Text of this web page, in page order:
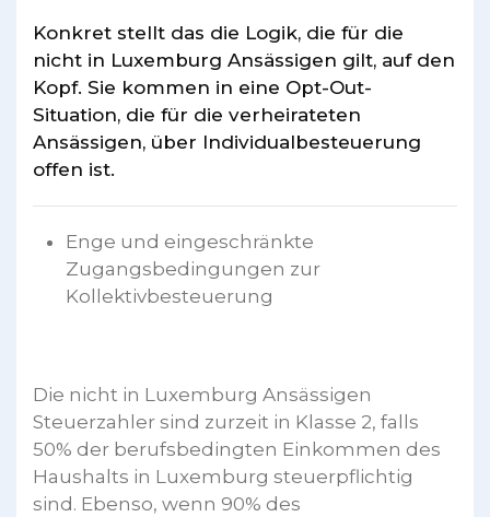
Konkret stellt das die Logik, die für die
nicht in Luxemburg Ansässigen gilt, auf den
Kopf. Sie kommen in eine Opt-Out-
Situation, die für die verheirateten
Ansässigen, über Individualbesteuerung
offen ist.
Enge und eingeschränkte
Zugangsbedingungen zur
Kollektivbesteuerung
Die nicht in Luxemburg Ansässigen
Steuerzahler sind zurzeit in Klasse 2, falls
50% der berufsbedingten Einkommen des
Haushalts in Luxemburg steuerpflichtig
sind. Ebenso, wenn 90% des